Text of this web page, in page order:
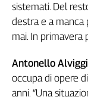
Sassolino
Linea
Economica
It
Easy
sistemati. Del
destra e a manca
mai. In primavera
Antonello Alviggi
occupa di opere
anni. “Una